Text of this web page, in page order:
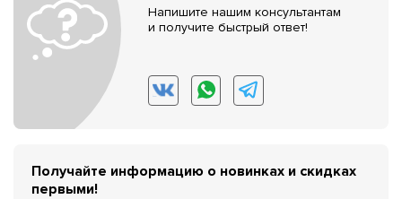
Напишите нашим консультантам
и получите быстрый ответ!
Получайте информацию о новинках и скидках
первыми!